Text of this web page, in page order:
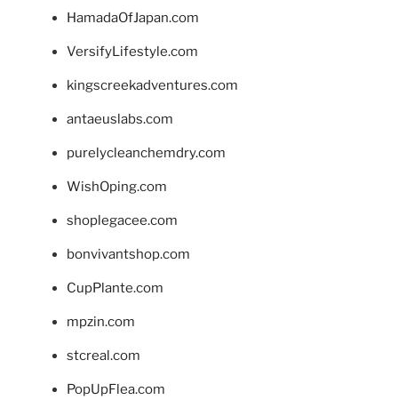
HamadaOfJapan.com
VersifyLifestyle.com
kingscreekadventures.com
antaeuslabs.com
purelycleanchemdry.com
WishOping.com
shoplegacee.com
bonvivantshop.com
CupPlante.com
mpzin.com
stcreal.com
PopUpFlea.com